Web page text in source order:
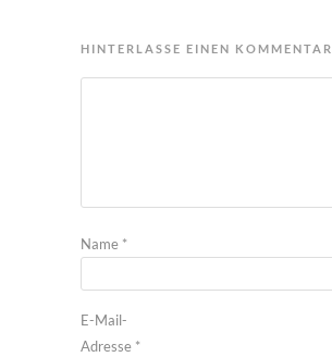
HINTERLASSE EINEN KOMMENTAR
Name *
E-Mail-
Adresse *